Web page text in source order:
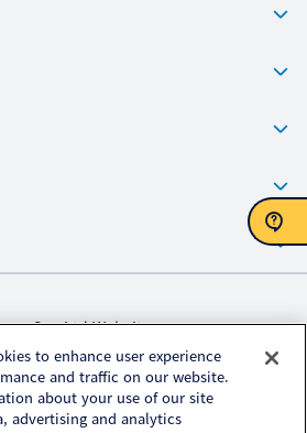
문의사항
Co., Ltd Website
Privacy Policy
of Access Data
to enhance user experience
and traffic on our website.
about your use of our site
advertising and analytics